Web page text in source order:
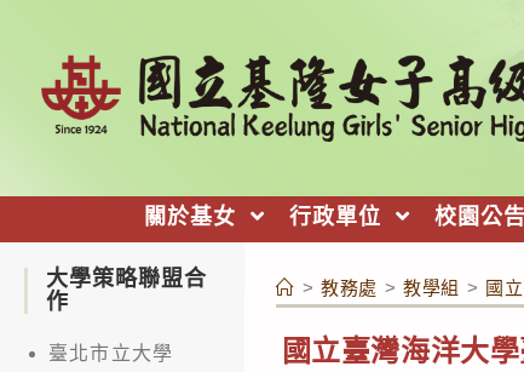
關於基女 行政單位 校園公告
> 教務處 > 教學組 > 國
國立臺灣海洋大
大學策略聯盟合
作
臺北市立大學